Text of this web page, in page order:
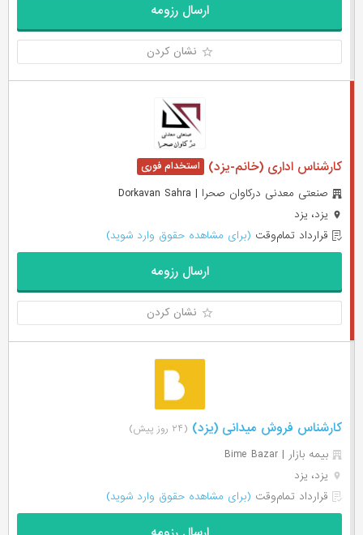
ارسال رزومه
نشان کردن
کارشناس اداری (خانم-یزد)
صنعتی معدنی درکاوان صحرا | Dorkavan Sahra
یزد، یزد
قرارداد تمام‌وقت (برای مشاهده حقوق وارد شوید)
ارسال رزومه
نشان کردن
کارشناس فروش میدانی (یزد) (۲۴ روز پیش)
بیمه بازار | Bime Bazar
یزد، یزد
قرارداد تمام‌وقت (برای مشاهده حقوق وارد شوید)